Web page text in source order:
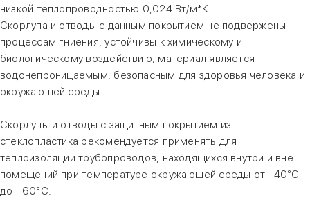
низкой теплопроводностью 0,024 Вт/м*К.
Скорлупа и отводы с данным покрытием не подвержены
процессам гниения, устойчивы к химическому и
биологическому воздействию, материал является
водонепроницаемым, безопасным для здоровья человека и
окружающей среды.
Скорлупы и отводы с защитным покрытием из
стеклопластика рекомендуется применять для
теплоизоляции трубопроводов, находящихся внутри и вне
помещений при температуре окружающей среды от –40°С
до +60°С.